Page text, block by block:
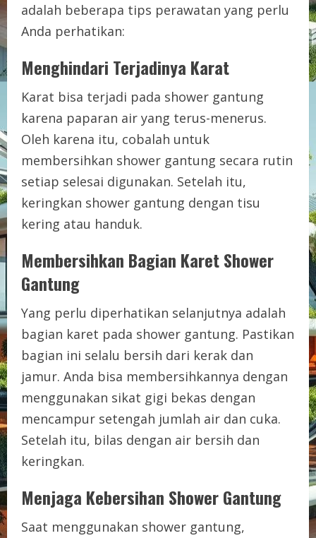
adalah beberapa tips perawatan yang perlu
Anda perhatikan:
Menghindari Terjadinya Karat
Karat bisa terjadi pada shower gantung
karena paparan air yang terus-menerus.
Oleh karena itu, cobalah untuk
membersihkan shower gantung secara rutin
setiap selesai digunakan. Setelah itu,
keringkan shower gantung dengan tisu
kering atau handuk.
Membersihkan Bagian Karet Shower
Gantung
Yang perlu diperhatikan selanjutnya adalah
bagian karet pada shower gantung. Pastikan
bagian ini selalu bersih dari kerak dan
jamur. Anda bisa membersihkannya dengan
menggunakan sikat gigi bekas dengan
mencampur setengah jumlah air dan cuka.
Setelah itu, bilas dengan air bersih dan
keringkan.
Menjaga Kebersihan Shower Gantung
Saat menggunakan shower gantung,